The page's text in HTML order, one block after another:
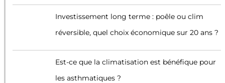
Investissement long terme : poêle ou clim
réversible, quel choix économique sur 20 ans ?
Est-ce que la climatisation est bénéfique pour
les asthmatiques ?